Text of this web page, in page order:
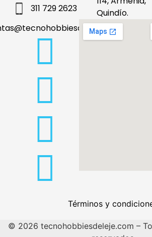
311 729 2623
Quindío.
Términos y
© 2026 tecnohobbiesdeleje.com –